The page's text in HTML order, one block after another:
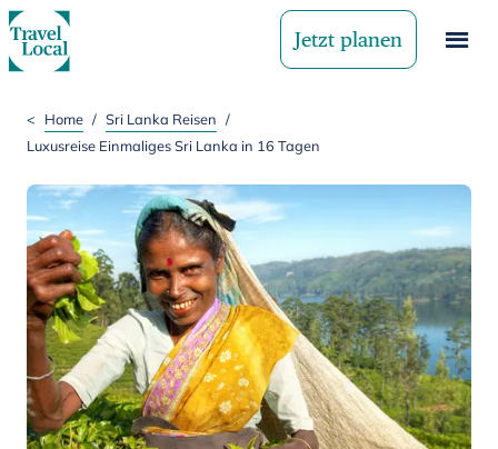
Jetzt planen
< Home / Sri Lanka Reisen /
Luxusreise Einmaliges Sri Lanka in 16 Tagen